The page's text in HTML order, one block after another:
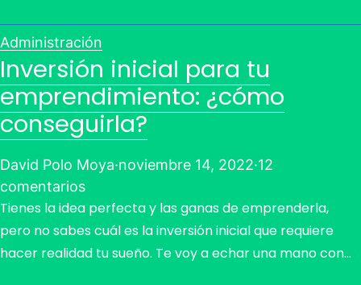
Administración
Inversión inicial para tu
emprendimiento: ¿cómo
conseguirla?
David Polo Moya·noviembre 14, 2022·12
comentarios
Tienes la idea perfecta y las ganas de emprenderla,
pero no sabes cuál es la inversión inicial que requiere
hacer realidad tu sueño. Te voy a echar una mano con…